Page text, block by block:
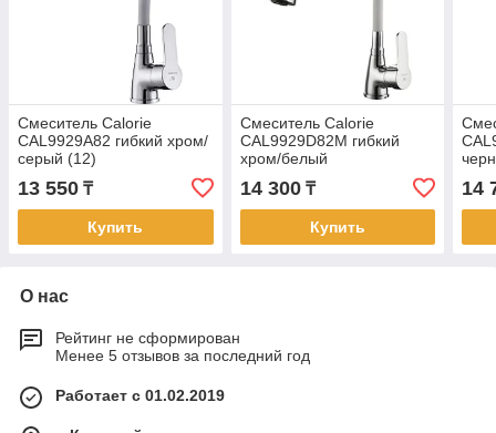
Смеситель Calorie
CAL9929A82 гибкий хром/
серый (12)
13 550 ₸
Купить
Смеситель Calorie
CAL9929D82M гибкий
хром/белый
14 300₸
Купить
14
О нас
Рейтинг не сформирован
Менее 5 отзывов за последний год
Работает с 01.02.2019